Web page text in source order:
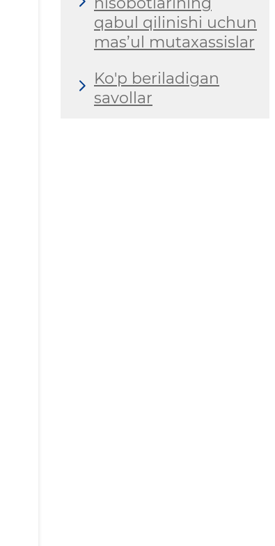
qabul qilinishi uchun
mas’ul mutaxassislar
Ko'p beriladigan
savollar